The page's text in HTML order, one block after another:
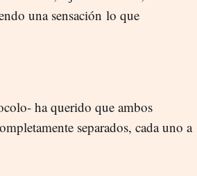
una sensación lo que
ha querido que ambos
separados, cada uno a